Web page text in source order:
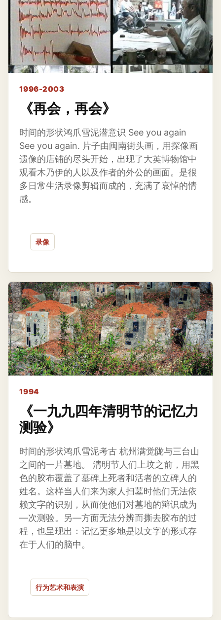
1996-2003
《再会，再会》
时间的形状鸿爪雪泥潜意识 See you again
See you again. 片子由闽南街头画，用探像画
遗像的店铺的尽头开始，出现了大英博物馆中
观看木乃伊的人以及作者的外公的画面。是很
多日常生活录像剪辑而成的，充满了哀悼的情
感。
录像
1994
《一九九四年清明节的记忆力
测验》
时间的形状鸿爪雪泥考古 杭州满觉陇与三台山
之间的一片墓地。 清明节人们上坟之前，用黑
色的胶布覆盖了墓碑上死者和活者的立碑人的
姓名。这样当人们来为家人扫墓时他们无法依
赖文字的识别，从而使他们对墓地的辩识成为
—次测验。另—方面无法分辨而撕去胶布的过
程，也呈现出：记忆更多地是以文字的形式存
在于人们的脑中。
行为艺术和表演